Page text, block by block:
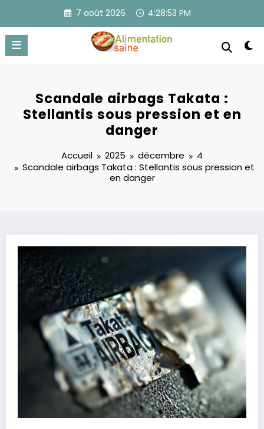
contenu
7 août 2026 4:28:53 PM
Scandale airbags Takata :
Stellantis sous pression et en
danger
Accueil 2025 décembre
4
Scandale airbags Takata : Stellantis sous pression et
en danger